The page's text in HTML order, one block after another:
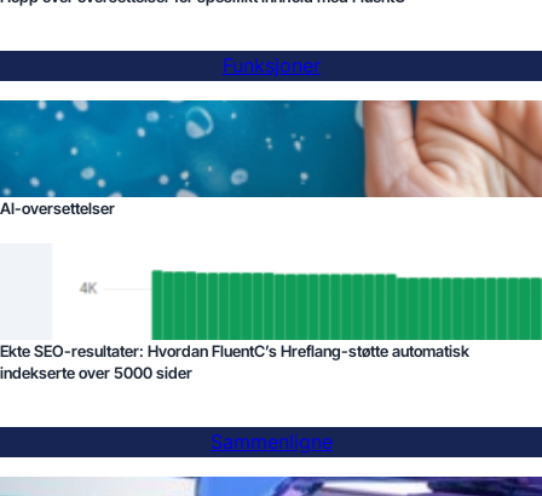
Funksjoner
AI-oversettelser
Ekte SEO-resultater: Hvordan FluentC’s Hreflang-støtte automatisk
indekserte over 5000 sider
Sammenligne